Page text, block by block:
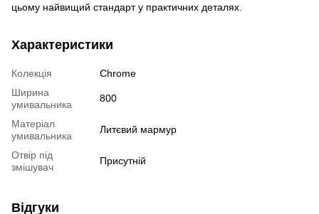
цьому найвищий стандарт у практичних деталях.
Характеристики
Колекція
Chrome
Ширина
умивальника
800
Матеріал
умивальника
Литєвий мармур
Отвір під
змішувач
Присутній
Відгуки